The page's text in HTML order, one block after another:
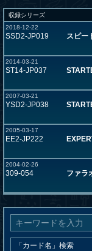
収録シリーズ
2018-12-22
SSD2-JP019 スピー
2014-03-21
ST14-JP037
2007-03-21
YSD2-JP038
2005-03-17
EE2-JP222
2004-02-26
309-054 ファラ